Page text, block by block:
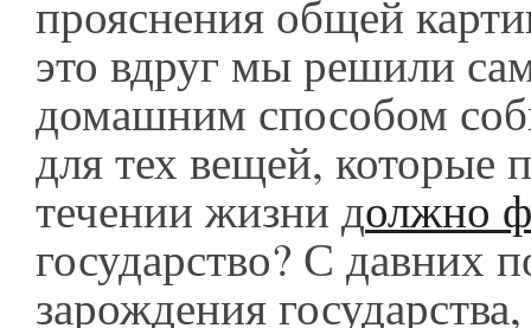
прояснения общей
это вдруг мы решили
домашним способом
для тех вещей, которые
течении жизни должно
государство? С давних
зарождения